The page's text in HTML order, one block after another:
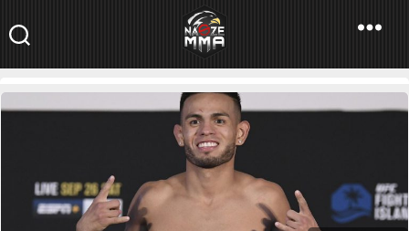
NaszeMMA
NaszeMMA.pl»Aktualności»Świat»UFC»Doniesienia: UFC
planuje walkę Royval vs Bontorin